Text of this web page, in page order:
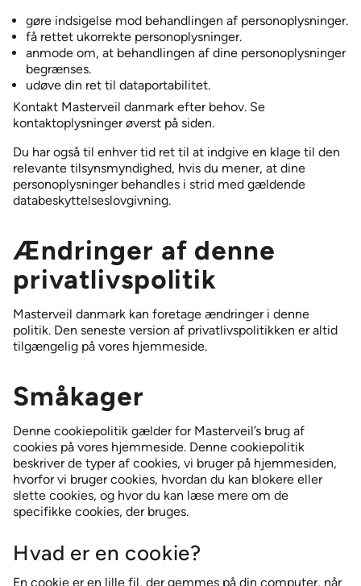
gøre indsigelse mod behandlingen af personoplysninger.
få rettet ukorrekte personoplysninger.
anmode om, at behandlingen af dine personoplysninger
begrænses.
udøve din ret til dataportabilitet.
Kontakt Masterveil danmark efter behov. Se
kontaktoplysninger øverst på siden.
Du har også til enhver tid ret til at indgive en klage til den
relevante tilsynsmyndighed, hvis du mener, at dine
personoplysninger behandles i strid med gældende
databeskyttelseslovgivning.
Ændringer af denne
privatlivspolitik
Masterveil danmark kan foretage ændringer i denne
politik. Den seneste version af privatlivspolitikken er altid
tilgængelig på vores hjemmeside.
Småkager
Denne cookiepolitik gælder for Masterveil’s brug af
cookies på vores hjemmeside. Denne cookiepolitik
beskriver de typer af cookies, vi bruger på hjemmesiden,
hvorfor vi bruger cookies, hvordan du kan blokere eller
slette cookies, og hvor du kan læse mere om de
specifikke cookies, der bruges.
Hvad er en cookie?
En cookie er en lille fil, der gemmes på din computer, når